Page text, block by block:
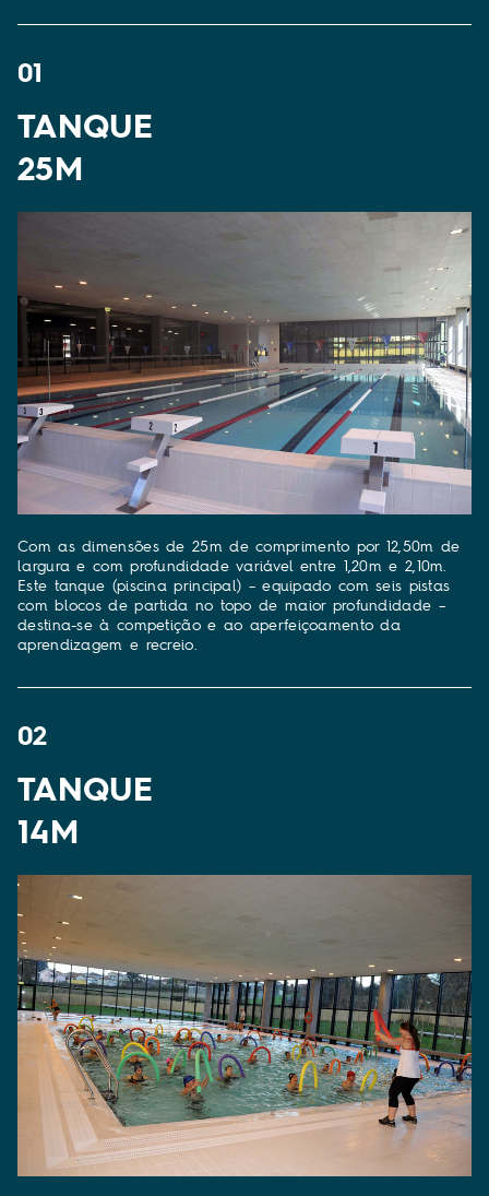
01
TANQUE
25M
Com as dimensões de 25m de comprimento por 12,50m de
largura e com profundidade variável entre 1,20m e 2,10m.
Este tanque (piscina principal) – equipado com seis pistas
com blocos de partida no topo de maior profundidade –
destina-se à competição e ao aperfeiçoamento da
aprendizagem e recreio.
02
TANQUE
14M